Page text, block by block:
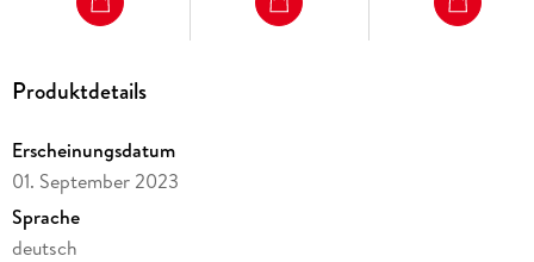
Die Beziehung zwischen Roger und seiner persönlichen
Eine Betrügerei im großen Maßstab
Produktdetails
Erscheinungsdatum
01. September 2023
Sprache
deutsch